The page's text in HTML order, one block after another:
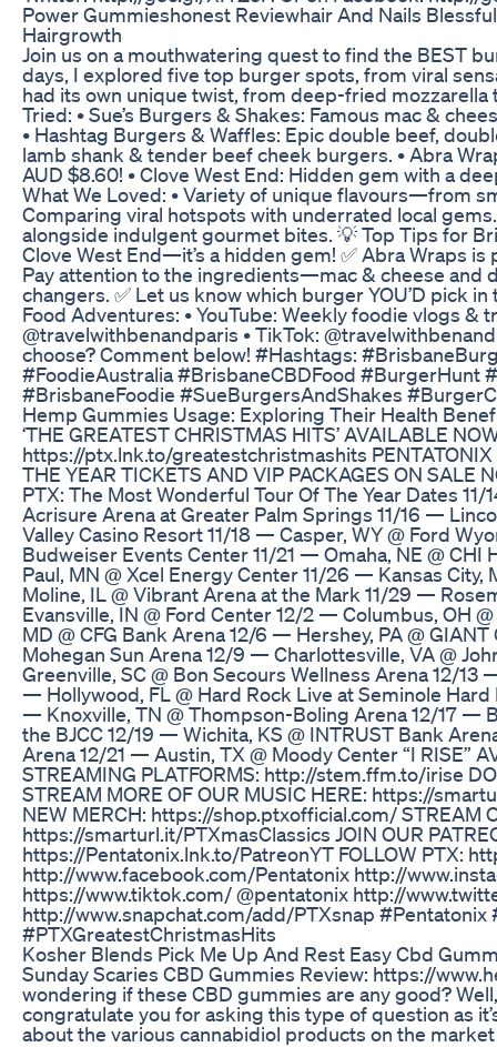
Power Gummieshonest Reviewhair And Nails
Hairgrowth
Join us on a mouthwatering quest to find the BEST
days, I explored five top burger spots, from viral
had its own unique twist, from deep-fried mozzarella
Tried: • Sue’s Burgers & Shakes: Famous mac &
• Hashtag Burgers & Waffles: Epic double beef,
lamb shank & tender beef cheek burgers. • Abra
AUD $8.60! • Clove West End: Hidden gem with a
What We Loved: • Variety of unique flavours—from
Comparing viral hotspots with underrated local
alongside indulgent gourmet bites. 💡 Top Tips for
Clove West End—it’s a hidden gem! ✅ Abra Wraps
Pay attention to the ingredients—mac & cheese and
changers. ✅ Let us know which burger YOU’D pick
Food Adventures: • YouTube: Weekly foodie vlogs &
@travelwithbenandparis • TikTok:
choose? Comment below! #Hashtags:
#FoodieAustralia #BrisbaneCBDFood #BurgerHunt
#BrisbaneFoodie #SueBurgersAndShakes
Hemp Gummies Usage: Exploring Their Health
‘THE GREATEST CHRISTMAS HITS’ AVAILABLE
https://ptx.lnk.to/greatestchristmashits PENTATONIX
THE YEAR TICKETS AND VIP PACKAGES ON
PTX: The Most Wonderful Tour Of The Year Dates
Acrisure Arena at Greater Palm Springs 11/16 —
Valley Casino Resort 11/18 — Casper, WY @ Ford
Budweiser Events Center 11/21 — Omaha, NE @ CHI
Paul, MN @ Xcel Energy Center 11/26 — Kansas
Moline, IL @ Vibrant Arena at the Mark 11/29 —
Evansville, IN @ Ford Center 12/2 — Columbus, OH
MD @ CFG Bank Arena 12/6 — Hershey, PA @
Mohegan Sun Arena 12/9 — Charlottesville, VA @
Greenville, SC @ Bon Secours Wellness Arena 12/13
— Hollywood, FL @ Hard Rock Live at Seminole
— Knoxville, TN @ Thompson-Boling Arena 12/17 —
the BJCC 12/19 — Wichita, KS @ INTRUST Bank
Arena 12/21 — Austin, TX @ Moody Center “I RISE”
STREAMING PLATFORMS: http://stem.ffm.to/irise
STREAM MORE OF OUR MUSIC HERE: https://
NEW MERCH: https://shop.ptxofficial.com/ STREAM
https://smarturl.it/PTXmasClassics JOIN OUR
https://Pentatonix.lnk.to/PatreonYT FOLLOW PTX:
http://www.facebook.com/Pentatonix http://
https://www.tiktok.com/ @pentatonix http://
http://www.snapchat.com/add/PTXsnap
#PTXGreatestChristmasHits
Kosher Blends Pick Me Up And Rest Easy Cbd
Sunday Scaries CBD Gummies Review: https://
wondering if these CBD gummies are any good?
congratulate you for asking this type of question as
about the various cannabidiol products on the